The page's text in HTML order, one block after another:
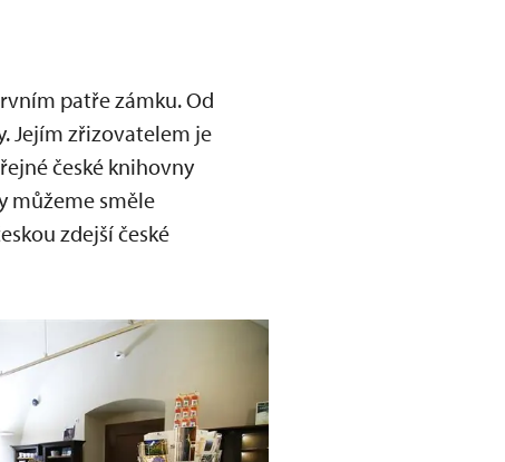
patře zámku. Od
Jejím zřizovatelem je
české knihovny
můžeme směle
zdejší české